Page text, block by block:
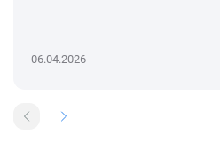
06.04.2026